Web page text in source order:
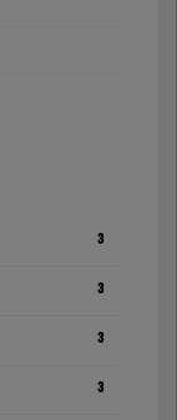
3
3
3
3